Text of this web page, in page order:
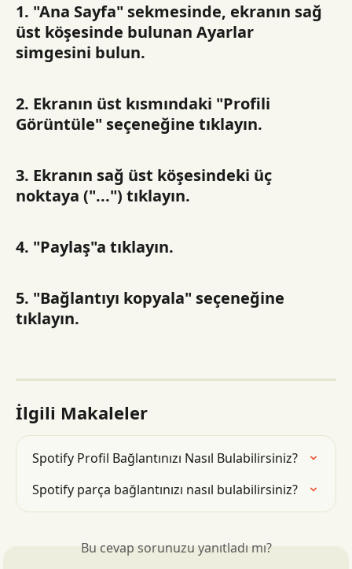
1. "Ana Sayfa" sekmesinde, ekranın sağ
üst köşesinde bulunan Ayarlar
simgesini bulun.
2. Ekranın üst kısmındaki "Profili
Görüntüle" seçeneğine tıklayın.
3. Ekranın sağ üst köşesindeki üç
noktaya ("...") tıklayın.
4. "Paylaş"a tıklayın.
5. "Bağlantıyı kopyala" seçeneğine
tıklayın.
İlgili Makaleler
Spotify Profil Bağlantınızı Nasıl Bulabilirsiniz?
Spotify parça bağlantınızı nasıl bulabilirsiniz?
Bu cevap sorunuzu yanıtladı mı?